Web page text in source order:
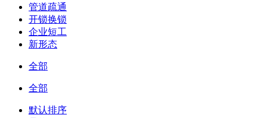
管道疏通
开锁换锁
企业短工
新形态
全部
全部
默认排序